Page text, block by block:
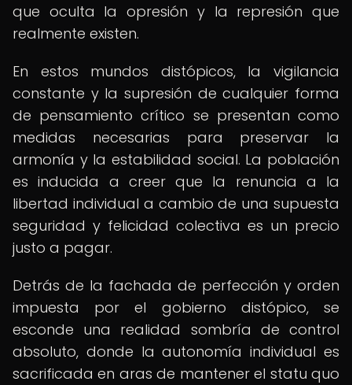
que oculta la opresión y la represión que
realmente existen.
En estos mundos distópicos, la vigilancia
constante y la supresión de cualquier forma
de pensamiento crítico se presentan como
medidas necesarias para preservar la
armonía y la estabilidad social. La población
es inducida a creer que la renuncia a la
libertad individual a cambio de una supuesta
seguridad y felicidad colectiva es un precio
justo a pagar.
Detrás de la fachada de perfección y orden
impuesta por el gobierno distópico, se
esconde una realidad sombría de control
absoluto, donde la autonomía individual es
sacrificada en aras de mantener el statu quo